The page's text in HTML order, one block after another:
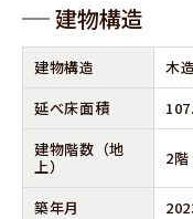
建物構造
建物構造
木造
延べ床⾯積
建物階数 （地
上）
2階
築年⽉